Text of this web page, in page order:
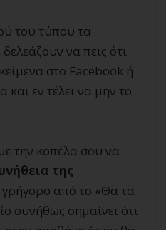
του τύπου τα
να πεις ότι
στο Facebook ή
και εν τέλει να μην το
την κοπέλα σου να
της
γρήγορο από το «Θα τα
συνήθως σημαίνει ότι